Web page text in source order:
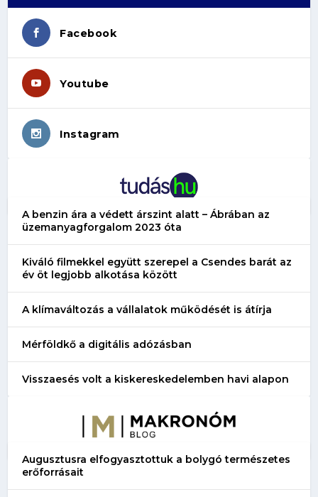
Facebook
Youtube
Instagram
A benzin ára a védett árszint alatt – Ábrában az
üzemanyagforgalom 2023 óta
Kiváló filmekkel együtt szerepel a Csendes barát az
év öt legjobb alkotása között
A klímaváltozás a vállalatok működését is átírja
Mérföldkő a digitális adózásban
Visszaesés volt a kiskereskedelemben havi alapon
Augusztusra elfogyasztottuk a bolygó természetes
erőforrásait